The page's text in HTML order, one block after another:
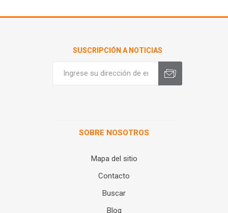
SUSCRIPCIÓN A NOTICIAS
SOBRE NOSOTROS
Mapa del sitio
Contacto
Buscar
Blog